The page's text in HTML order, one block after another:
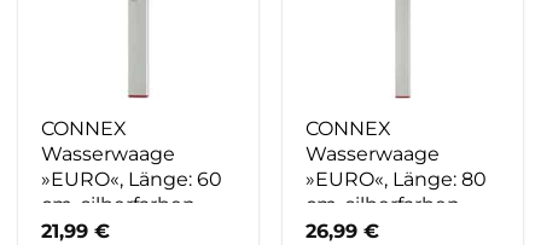
CONNEX
Wasserwaage
»EURO«, Länge: 60
cm, silberfarben
21,99€
CONNEX
Wasserwaage
»EURO«, Länge: 80
cm, silberfarben
26,99€